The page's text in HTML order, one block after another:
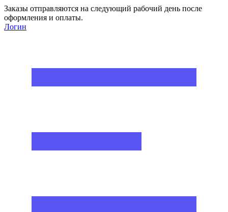
Заказы отправляются на следующий рабочий день после
оформления и оплаты.
Логин